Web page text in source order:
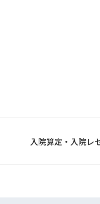
入院算定・入院レ